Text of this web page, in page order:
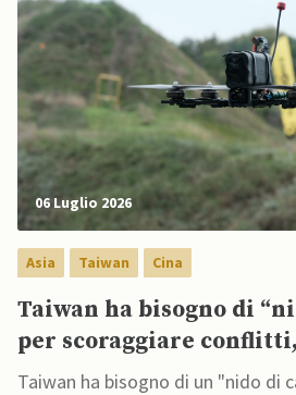
06 Luglio 2026
Asia Taiwan Cina
Taiwan ha bisogno di
per scoraggiare
diplomatico USA
Taiwan ha bisogno di un "nido di